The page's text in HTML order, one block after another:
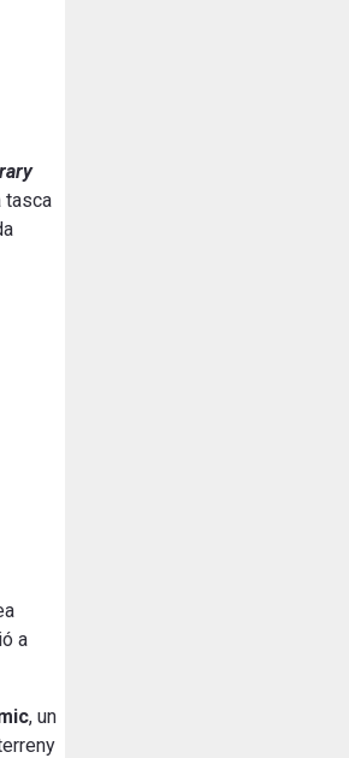
tasca
a
, un